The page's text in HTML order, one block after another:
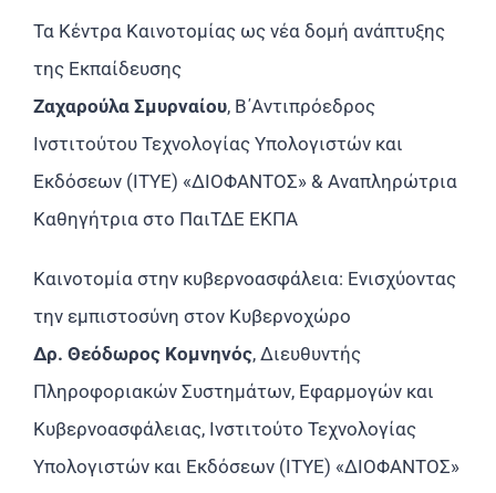
Τα Κέντρα Καινοτομίας ως νέα δομή ανάπτυξης
της Εκπαίδευσης
Ζαχαρούλα Σμυρναίου, Β΄Αντιπρόεδρος
Ινστιτούτου Τεχνολογίας Υπολογιστών και
Εκδόσεων (ΙΤΥΕ) «ΔΙΟΦΑΝΤΟΣ» & Αναπληρώτρια
Καθηγήτρια στο ΠαιΤΔΕ ΕΚΠΑ
Καινοτομία στην κυβερνοασφάλεια: Ενισχύοντας
την εμπιστοσύνη στον Κυβερνοχώρο
Δρ. Θεόδωρος Κομνηνός, Διευθυντής
Πληροφοριακών Συστημάτων, Εφαρμογών και
Κυβερνοασφάλειας, Ινστιτούτο Τεχνολογίας
Υπολογιστών και Εκδόσεων (ΙΤΥΕ) «ΔΙΟΦΑΝΤΟΣ»